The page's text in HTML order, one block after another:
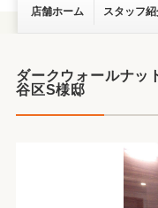
店舗ホーム スタッフ
ダークウォールナ
谷区S様邸